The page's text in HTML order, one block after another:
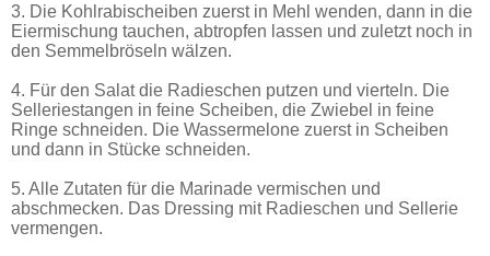
3. Die Kohlrabischeiben zuerst in Mehl wenden, dann in die
Eiermischung tauchen, abtropfen lassen und zuletzt noch in
den Semmelbröseln wälzen.
4. Für den Salat die Radieschen putzen und vierteln. Die
Selleriestangen in feine Scheiben, die Zwiebel in feine
Ringe schneiden. Die Wassermelone zuerst in Scheiben
und dann in Stücke schneiden.
5. Alle Zutaten für die Marinade vermischen und
abschmecken. Das Dressing mit Radieschen und Sellerie
vermengen.